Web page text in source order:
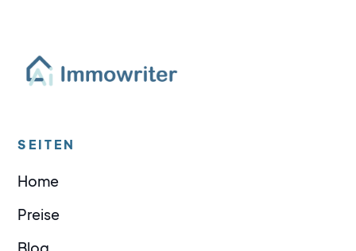
SEITEN
Home
Preise
Blog